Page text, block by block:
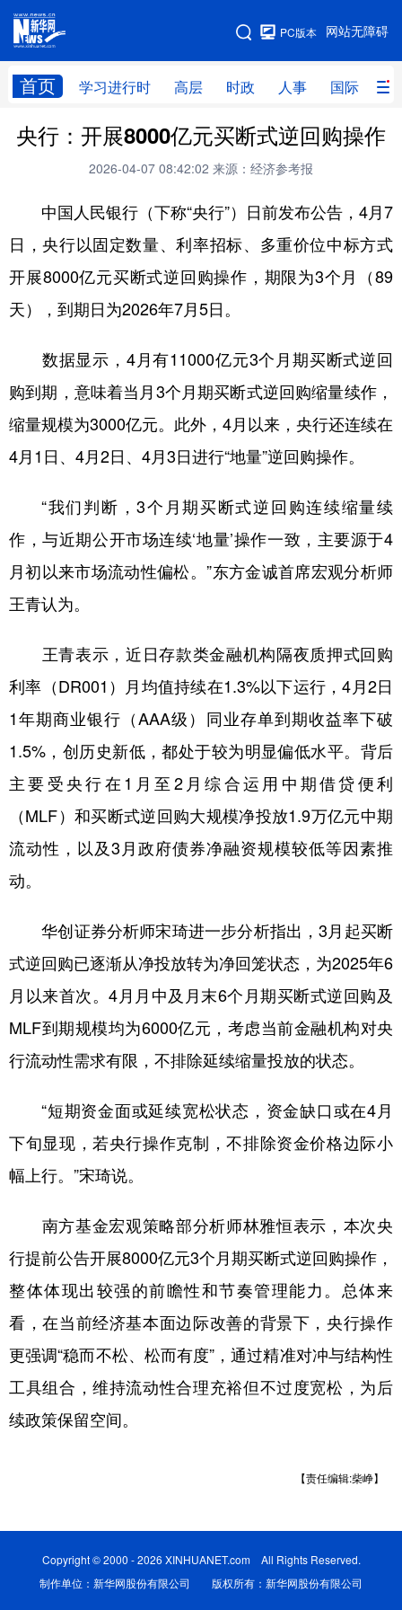
网站无障碍
PC版本
首页 学习进行时 高层 时政 人事 国际 财
网站地图
学习进行时 高层 时政 人事
财经 网评
台湾 思客智库 全球连线 教育
科技 科创 量子 体育
文化 书画 健康 军事
法律 中央文件 金融 汽车
食品 人居 信息化 数字经济
银龄 溯源中国
彩票 娱乐 时尚 悦读
公益 一带一路 亚太网 上市公司
地方频道
北京 天津 河北 山西
山东 河南 湖北 湖南
广东 广西 海南 重庆
陕西 甘肃 青海 宁夏
新疆 内蒙古 黑龙江
多语种频道
English Español Français عربى
Русский язык 日本語 한국어
Deutsch Português
央行：开展8000亿元买断式逆回购操作
2026-04-07 08:42:02 来源：经济参考报
中国人民银行（下称“央行”）日前发布公告，4月7
日，央行以固定数量、利率招标、多重价位中标方式
开展8000亿元买断式逆回购操作，期限为3个月（89
天），到期日为2026年7月5日。
数据显示，4月有11000亿元3个月期买断式逆回
购到期，意味着当月3个月期买断式逆回购缩量续作，
缩量规模为3000亿元。此外，4月以来，央行还连续在
4月1日、4月2日、4月3日进行“地量”逆回购操作。
“我们判断，3个月期买断式逆回购连续缩量续
作，与近期公开市场连续‘地量’操作一致，主要源于4
月初以来市场流动性偏松。”东方金诚首席宏观分析师
王青认为。
王青表示，近日存款类金融机构隔夜质押式回购
利率（DR001）月均值持续在1.3%以下运行，4月2日
1年期商业银行（AAA级）同业存单到期收益率下破
1.5%，创历史新低，都处于较为明显偏低水平。背后
主要受央行在1月至2月综合运用中期借贷便利
（MLF）和买断式逆回购大规模净投放1.9万亿元中期
流动性，以及3月政府债券净融资规模较低等因素推
动。
华创证券分析师宋琦进一步分析指出，3月起买断
式逆回购已逐渐从净投放转为净回笼状态，为2025年6
月以来首次。4月月中及月末6个月期买断式逆回购及
MLF到期规模均为6000亿元，考虑当前金融机构对央
行流动性需求有限，不排除延续缩量投放的状态。
“短期资金面或延续宽松状态，资金缺口或在4月
下旬显现，若央行操作克制，不排除资金价格边际小
幅上行。”宋琦说。
南方基金宏观策略部分析师林雅恒表示，本次央
行提前公告开展8000亿元3个月期买断式逆回购操作，
整体体现出较强的前瞻性和节奏管理能力。总体来
看，在当前经济基本面边际改善的背景下，央行操作
更强调“稳而不松、松而有度”，通过精准对冲与结构性
工具组合，维持流动性合理充裕但不过度宽松，为后
续政策保留空间。
【责任编辑:柴峥】
Copyright © 2000 - 2026 XINHUANET.com All Rights Reserved.
制作单位：新华网股份有限公司 版权所有：新华网股份有限公司